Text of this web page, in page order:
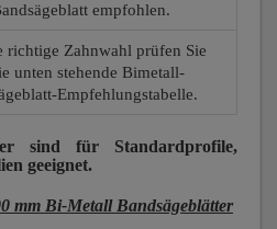
empfohlen.
richtige Zahnwahl prüfen Sie
unten stehende Bimetall-
Empfehlungstabelle.
sind für Standardprofile,
geeignet.
mm Bi-Metall Bandsägeblätter